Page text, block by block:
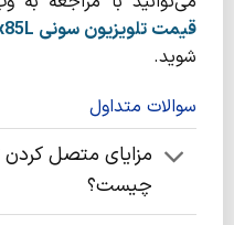
قیمت تلویزیون سونی
شوید.
سوالات متداول
مزایای متصل کردن
چیست؟